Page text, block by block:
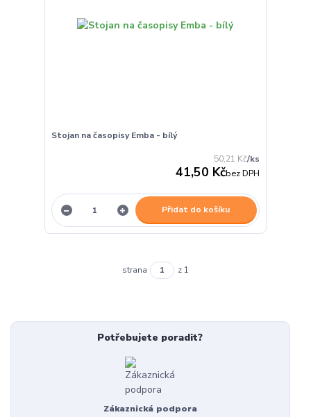
Stojan na časopisy Emba - bílý
50,21 Kč/ks
41,50 Kčbez DPH
Přidat do košíku
strana z 1
Potřebujete poradit?
Zákaznická podpora